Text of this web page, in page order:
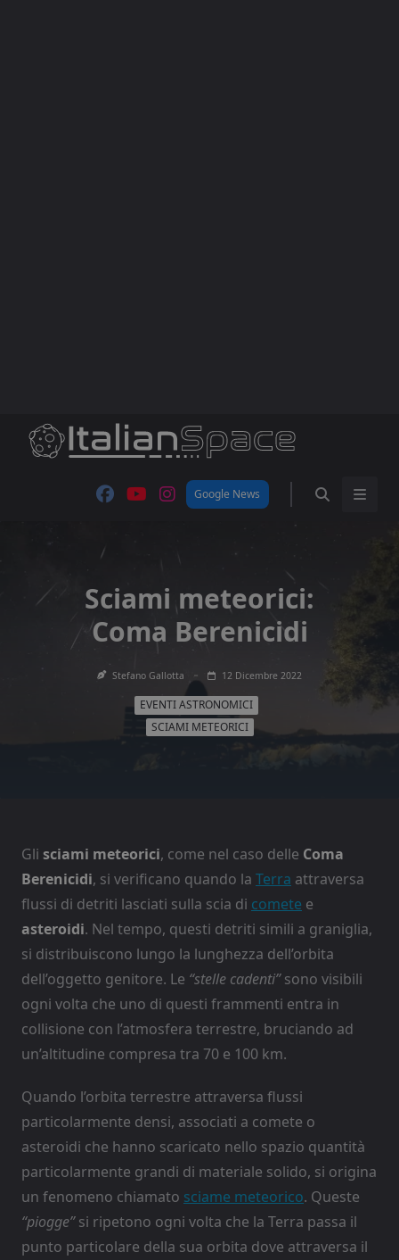
Google News
Sciami meteorici:
Coma Berenicidi
Stefano Gallotta 12 Dicembre 2022
EVENTI ASTRONOMICI
SCIAMI METEORICI
Gli sciami meteorici, come nel caso delle Coma
Berenicidi, si verificano quando la Terra attraversa
flussi di detriti lasciati sulla scia di comete e
asteroidi. Nel tempo, questi detriti simili a graniglia,
si distribuiscono lungo la lunghezza dell’orbita
dell’oggetto genitore. Le “stelle cadenti”sono visibili
ogni volta che uno di questi frammenti entra in
collisione con l’atmosfera terrestre, bruciando ad
un’altitudine compresa tra 70 e 100 km.
Quando l’orbita terrestre attraversa flussi
particolarmente densi, associati a comete o
asteroidi che hanno scaricato nello spazio quantità
particolarmente grandi di materiale solido, si origina
un fenomeno chiamato sciame meteorico. Queste
“piogge”si ripetono ogni volta che la Terra passa il
punto particolare della sua orbita dove attraversa il